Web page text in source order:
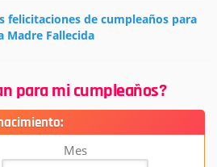
felicitaciones de cumpleaños para
Madre Fallecida
para mi cumpleaños?
Mes